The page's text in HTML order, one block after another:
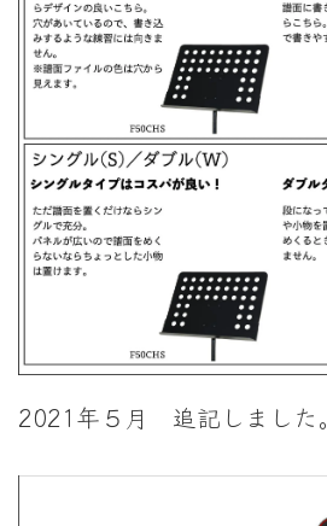
2021年５月 追記しました。